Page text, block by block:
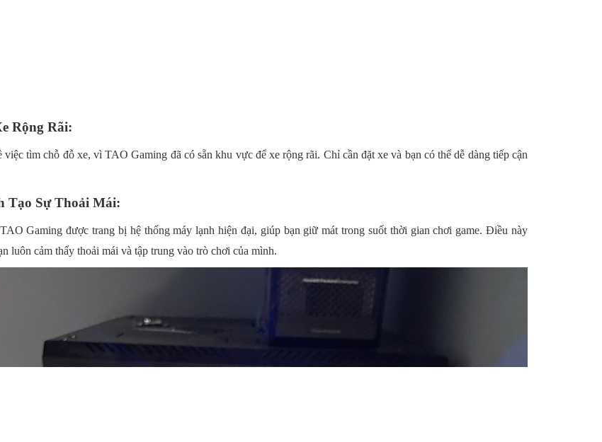
Rộng Rãi:
tìm chỗ đỗ xe, vì TAO Gaming đã có sẵn khu vực để xe rộng rãi. Chỉ cần đặt xe và bạn có thể dễ dàng tiếp cận
Tạo Sự Thoải Mái:
Gaming được trang bị hệ thống máy lạnh hiện đại, giúp bạn giữ mát trong suốt thời gian chơi game. Điều này
luôn cảm thấy thoải mái và tập trung vào trò chơi của mình.